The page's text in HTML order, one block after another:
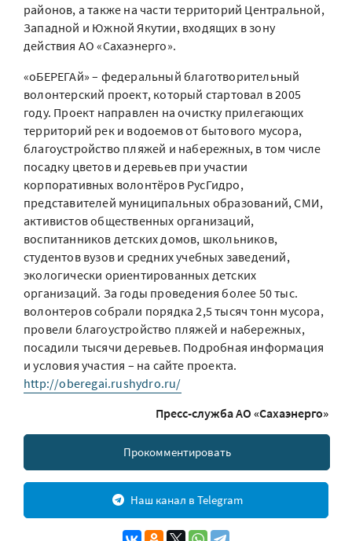
районов, а также на части территорий Центральной,
Западной и Южной Якутии, входящих в зону
действия АО «Сахаэнерго».
«оБЕРЕГАй» – федеральный благотворительный
волонтерский проект, который стартовал в 2005
году. Проект направлен на очистку прилегающих
территорий рек и водоемов от бытового мусора,
благоустройство пляжей и набережных, в том числе
посадку цветов и деревьев при участии
корпоративных волонтёров РусГидро,
представителей муниципальных образований, СМИ,
активистов общественных организаций,
воспитанников детских домов, школьников,
студентов вузов и средних учебных заведений,
экологически ориентированных детских
организаций. За годы проведения более 50 тыс.
волонтеров собрали порядка 2,5 тысяч тонн мусора,
провели благоустройство пляжей и набережных,
посадили тысячи деревьев. Подробная информация
и условия участия – на сайте проекта.
http://oberegai.rushydro.ru/
Пресс-служба АО «Сахаэнерго»
Прокомментировать
Наш канал в Telegram